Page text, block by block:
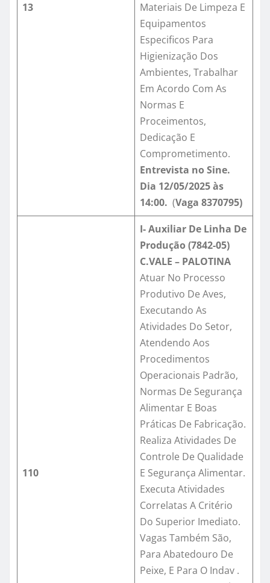
13
Materiais De Limpeza E
Equipamentos
Especificos Para
Higienização Dos
Ambientes, Trabalhar
Em Acordo Com As
Normas E
Proceimentos,
Dedicação E
Comprometimento.
Entrevista no Sine.
Dia 12/05/2025 às
14:00. (Vaga 8370795)
110
I- Auxiliar De Linha De
Produção (7842-05)
C.VALE – PALOTINA
Atuar No Processo
Produtivo De Aves,
Executando As
Atividades Do Setor,
Atendendo Aos
Procedimentos
Operacionais Padrão,
Normas De Segurança
Alimentar E Boas
Práticas De Fabricação.
Realiza Atividades De
Controle De Qualidade
E Segurança Alimentar.
Executa Atividades
Correlatas A Critério
Do Superior Imediato.
Vagas Também São,
Para Abatedouro De
Peixe, E Para O Indav .